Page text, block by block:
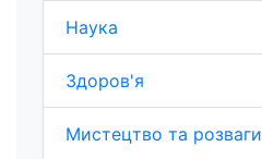
Наука
Здоров'я
Мистецтво та розваги